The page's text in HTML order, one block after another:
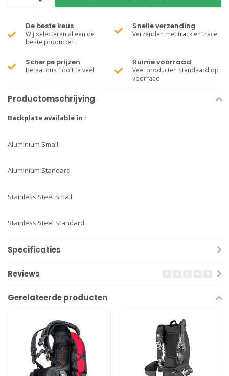
De beste keus
Wij selecteren alleen de
beste producten
Snelle verzending
Verzenden met track en trace
Scherpe prijzen
Betaal dus nooit te veel
Ruime voorraad
Veel producten standaard op
voorraad
Productomschrijving
Backplate available in :
Aluminium Small
Aluminium Standard
Stainless Steel Small
Stainless Steel Standard
Specificaties
Reviews
Gerelateerde producten